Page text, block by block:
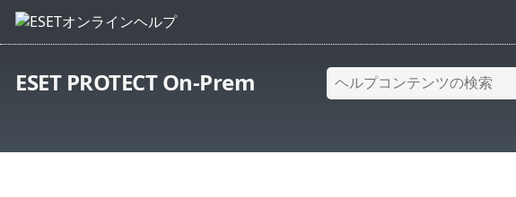
ESET PROTECT On-Prem